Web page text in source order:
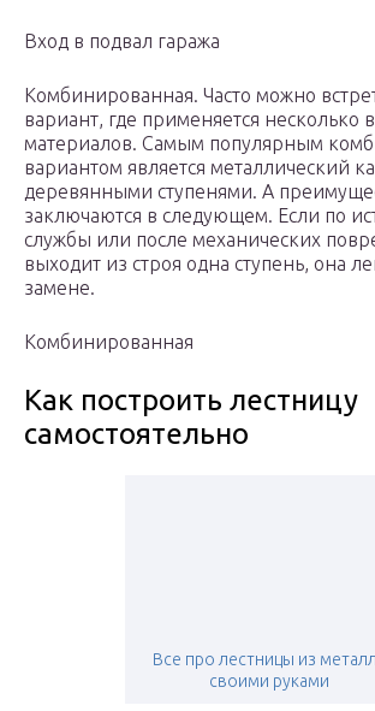
Вход в подвал гаража
Комбинированная. Часто можно
вариант, где применяется несколько
материалов. Самым популярным
вариантом является металлический
деревянными ступенями. А
заключаются в следующем. Если по
службы или после механических
выходит из строя одна ступень, она
замене.
Комбинированная
Как построить лестницу
самостоятельно
Все про лестницы из
своими руками